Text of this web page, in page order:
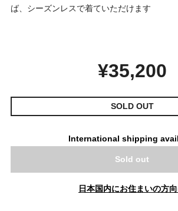
ば、シーズンレスで着ていただけます
¥35,200
SOLD OUT
International shipping
Sold out
日本国内にお住まいの方